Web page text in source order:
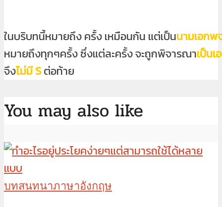
ในบริบทนี้หมายถึงครั้งเหมือนกัน แต่เป็นนามเอก
หมายถึงทุกๆครั้ง ซึ่งแต่ละครั้ง จะถูกพิจารณาเป็นเ
จึงไม่มี Sต่อท้าย
You may also like
บทสนทนาภาษาอังกฤษ